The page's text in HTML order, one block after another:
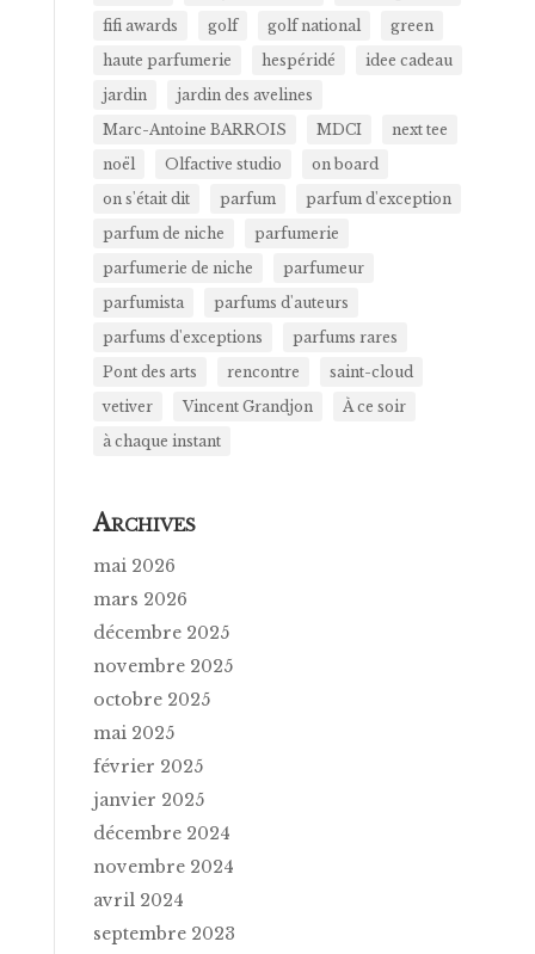
fifi awards
golf golf national
green
haute parfumerie
hespéridé
idee cadeau
jardin
jardin des avelines
Marc-Antoine BARROIS
MDCI
next tee
noël
Olfactive studio
on board
on s'était dit
parfum
parfum d'exception
parfum de niche
parfumerie
parfumerie de niche
parfumeur
parfumista
parfums d'auteurs
parfums d'exceptions
parfums rares
Pont des arts
rencontre
saint-cloud
vetiver
Vincent Grandjon
À ce soir
à chaque instant
ARCHIVES
mai 2026
mars 2026
décembre 2025
novembre 2025
octobre 2025
mai 2025
février 2025
janvier 2025
décembre 2024
novembre 2024
avril 2024
septembre 2023